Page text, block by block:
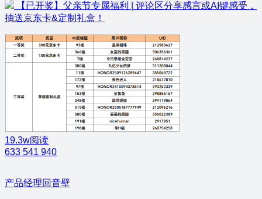
【已开奖】父亲节专属福利 | 评论区分享感言或AI键感受，
抽送京东卡&定制礼盒！
19.3w阅读
633 541 940
产品经理回音壁